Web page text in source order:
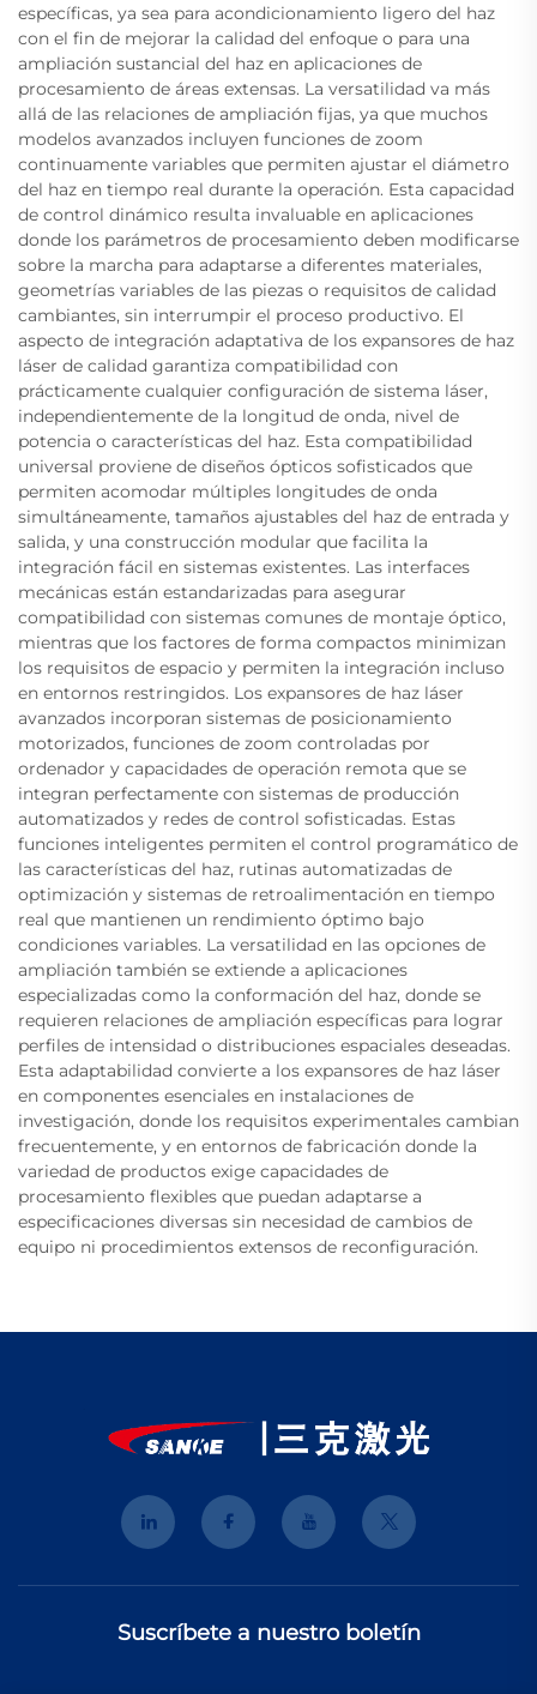
específicas, ya sea para acondicionamiento ligero del haz
con el fin de mejorar la calidad del enfoque o para una
ampliación sustancial del haz en aplicaciones de
procesamiento de áreas extensas. La versatilidad va más
allá de las relaciones de ampliación fijas, ya que muchos
modelos avanzados incluyen funciones de zoom
continuamente variables que permiten ajustar el diámetro
del haz en tiempo real durante la operación. Esta capacidad
de control dinámico resulta invaluable en aplicaciones
donde los parámetros de procesamiento deben modificarse
sobre la marcha para adaptarse a diferentes materiales,
geometrías variables de las piezas o requisitos de calidad
cambiantes, sin interrumpir el proceso productivo. El
aspecto de integración adaptativa de los expansores de haz
láser de calidad garantiza compatibilidad con
prácticamente cualquier configuración de sistema láser,
independientemente de la longitud de onda, nivel de
potencia o características del haz. Esta compatibilidad
universal proviene de diseños ópticos sofisticados que
permiten acomodar múltiples longitudes de onda
simultáneamente, tamaños ajustables del haz de entrada y
salida, y una construcción modular que facilita la
integración fácil en sistemas existentes. Las interfaces
mecánicas están estandarizadas para asegurar
compatibilidad con sistemas comunes de montaje óptico,
mientras que los factores de forma compactos minimizan
los requisitos de espacio y permiten la integración incluso
en entornos restringidos. Los expansores de haz láser
avanzados incorporan sistemas de posicionamiento
motorizados, funciones de zoom controladas por
ordenador y capacidades de operación remota que se
integran perfectamente con sistemas de producción
automatizados y redes de control sofisticadas. Estas
funciones inteligentes permiten el control programático de
las características del haz, rutinas automatizadas de
optimización y sistemas de retroalimentación en tiempo
real que mantienen un rendimiento óptimo bajo
condiciones variables. La versatilidad en las opciones de
ampliación también se extiende a aplicaciones
especializadas como la conformación del haz, donde se
requieren relaciones de ampliación específicas para lograr
perfiles de intensidad o distribuciones espaciales deseadas.
Esta adaptabilidad convierte a los expansores de haz láser
en componentes esenciales en instalaciones de
investigación, donde los requisitos experimentales cambian
frecuentemente, y en entornos de fabricación donde la
variedad de productos exige capacidades de
procesamiento flexibles que puedan adaptarse a
especificaciones diversas sin necesidad de cambios de
equipo ni procedimientos extensos de reconfiguración.
Suscríbete a nuestro boletín